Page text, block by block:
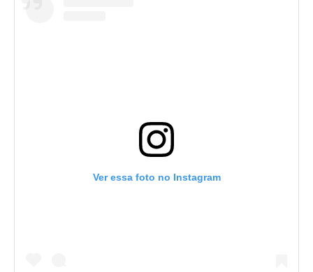
Ver essa foto no Instagram